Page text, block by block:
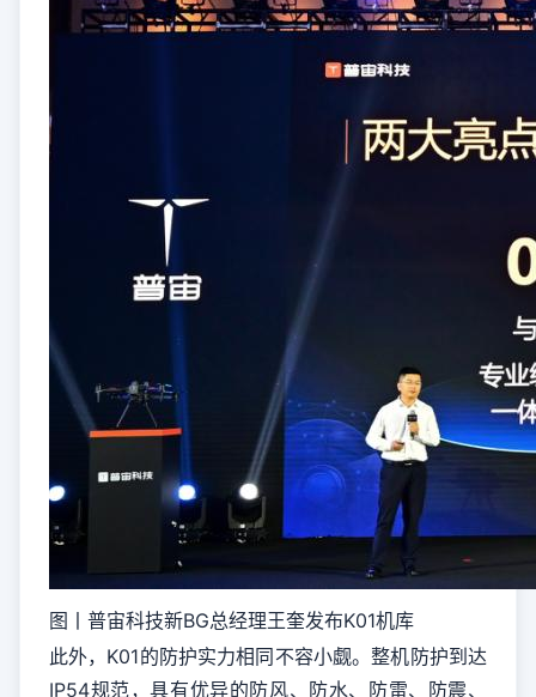
图丨普宙科技新BG总经理王奎发布K01机库
此外，K01的防护实力相同不容小觑。整机防护到达
IP54规范，具有优异的防风、防水、防雷、防震、